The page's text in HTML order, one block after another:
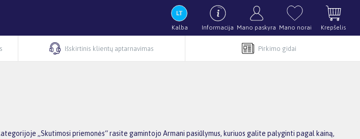
Kalba Informacija Mano paskyra Mano norai Krepšelis
Išskirtinis klientų aptarnavimas Pirkimo gidai
„Skutimosi priemonės“ rasite gamintojo Armani pasiūlymus, kuriuos galite palyginti pagal kainą,